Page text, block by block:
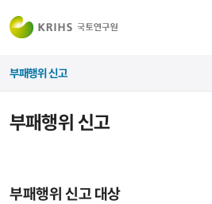
부패행위 신고
부패행위 신고
부패행위 신고 대상